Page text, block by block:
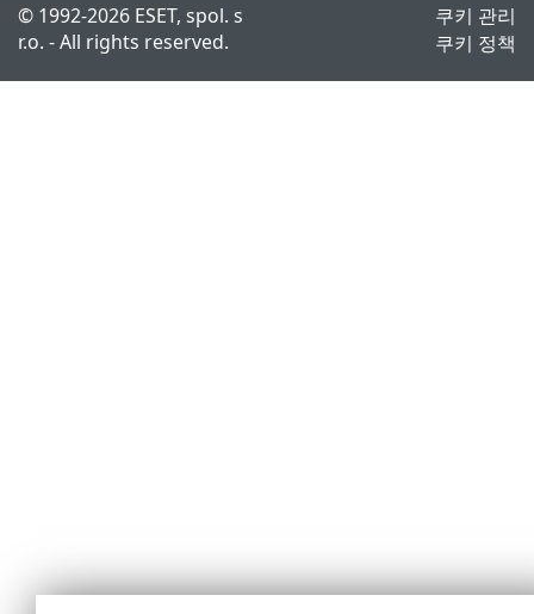
© 1992-2026 ESET, spol. s
r.o. - All rights reserved.
쿠키 관리
쿠키 정책